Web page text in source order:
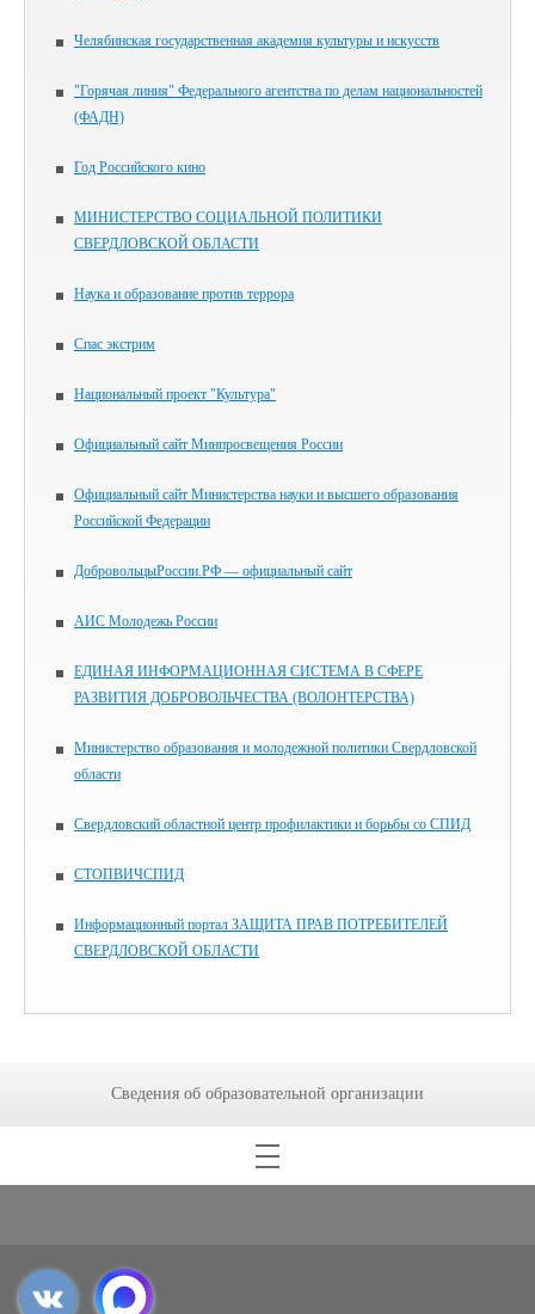
Челябинская государственная академия культуры и искусств
"Горячая линия" Федерального агентства по делам национальностей
(ФАДН)
Год Российского кино
МИНИСТЕРСТВО СОЦИАЛЬНОЙ ПОЛИТИКИ
СВЕРДЛОВСКОЙ ОБЛАСТИ
Наука и образование против террора
Спас экстрим
Национальный проект "Культура"
Официальный сайт Минпросвещения России
Официальный сайт Министерства науки и высшего образования
Российской Федерации
ДобровольцыРоссии.РФ — официальный сайт
АИС Молодежь России
ЕДИНАЯ ИНФОРМАЦИОННАЯ СИСТЕМА В СФЕРЕ
РАЗВИТИЯ ДОБРОВОЛЬЧЕСТВА (ВОЛОНТЕРСТВА)
Министерство образования и молодежной политики Свердловской
области
Свердловский областной центр профилактики и борьбы со СПИД
СТОПВИЧСПИД
Информационный портал ЗАЩИТА ПРАВ ПОТРЕБИТЕЛЕЙ
СВЕРДЛОВСКОЙ ОБЛАСТИ
Сведения об образовательной организации